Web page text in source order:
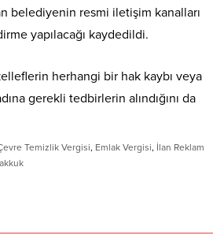
belediyenin resmi iletişim kanalları
yapılacağı kaydedildi.
herhangi bir hak kaybı veya
gerekli tedbirlerin alındığını da
Temizlik Vergisi, Emlak Vergisi, İlan Reklam